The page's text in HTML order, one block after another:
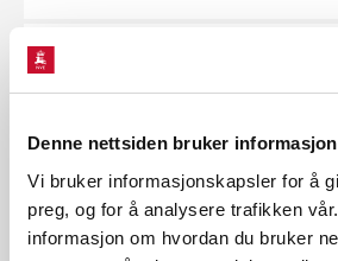
Denne nettsiden bruker
Vi bruker informasjonskapsler for å
preg, og for å analysere trafikken
informasjon om hvordan du bruker
Løyve til
kraftleidning
Ålfoten i Sogn og Fjordane
NVE har gjeve SFE Nett konsesjon til å
konsesjonsgjevne kraftleidningen 132
med stålmaster og duplex-liner. NVE
Nett oreigningsløyve til...